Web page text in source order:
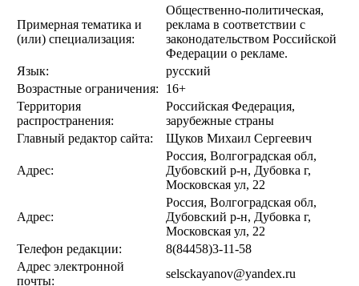
Примерная тематика и
(или) специализация:
Общественно-политическая,
реклама в соответствии с
законодательством Российской
Федерации о рекламе.
Язык:
русский
Возрастные ограничения:
16+
Территория
распространения:
Российская Федерация,
зарубежные страны
Главный редактор сайта:
Щуков Михаил Сергеевич
Адрес:
Россия, Волгоградская обл,
Дубовский р-н, Дубовка г,
Московская ул, 22
Адрес:
Россия, Волгоградская обл,
Дубовский р-н, Дубовка г,
Московская ул, 22
Телефон редакции:
8(84458)3-11-58
Адрес электронной
почты:
selsckayanov@yandex.ru